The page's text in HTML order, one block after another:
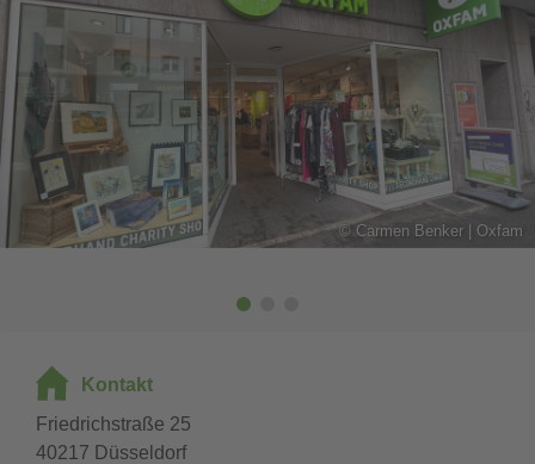
© Carmen Benker | Oxfam
Kontakt
Friedrichstraße 25
40217 Düsseldorf